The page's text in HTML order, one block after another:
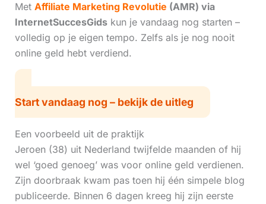
Met Affiliate Marketing Revolutie (AMR) via
InternetSuccesGidskun je vandaag nog starten –
volledig op je eigen tempo. Zelfs als je nog nooit
online geld hebt verdiend.
Start vandaag nog – bekijk de uitleg
Een voorbeeld uit de praktijk
Jeroen (38) uit Nederland twijfelde maanden of hij
wel ‘goed genoeg’ was voor online geld verdienen.
Zijn doorbraak kwam pas toen hij één simpele blog
publiceerde. Binnen 6 dagen kreeg hij zijn eerste